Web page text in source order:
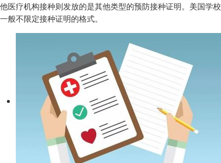
他医疗机构接种则发放的是其他类型的预防接种证明。美国学校
一般不限定接种证明的格式。